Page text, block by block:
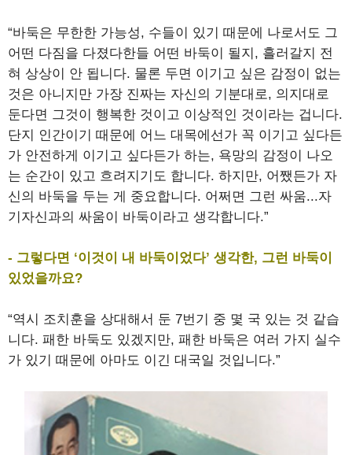
“바둑은 무한한 가능성, 수들이 있기 때문에 나로서도 그
어떤 다짐을 다졌다한들 어떤 바둑이 될지, 흘러갈지 전
혀 상상이 안 됩니다. 물론 두면 이기고 싶은 감정이 없는
것은 아니지만 가장 진짜는 자신의 기분대로, 의지대로
둔다면 그것이 행복한 것이고 이상적인 것이라는 겁니다.
단지 인간이기 때문에 어느 대목에선가 꼭 이기고 싶다든
가 안전하게 이기고 싶다든가 하는, 욕망의 감정이 나오
는 순간이 있고 흐려지기도 합니다. 하지만, 어쨌든가 자
신의 바둑을 두는 게 중요합니다. 어쩌면 그런 싸움...자
기자신과의 싸움이 바둑이라고 생각합니다.”
- 그렇다면 ‘이것이 내 바둑이었다’ 생각한, 그런 바둑이
있었을까요?
“역시 조치훈을 상대해서 둔 7번기 중 몇 국 있는 것 같습
니다. 패한 바둑도 있겠지만, 패한 바둑은 여러 가지 실수
가 있기 때문에 아마도 이긴 대국일 것입니다.”